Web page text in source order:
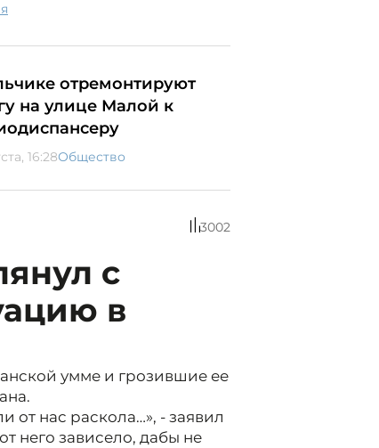
отремонтируют
на улице Малой к
16:28Общество
3002
с
в
умме и грозившие ее
от нас раскола…», - заявил
него зависело, дабы не